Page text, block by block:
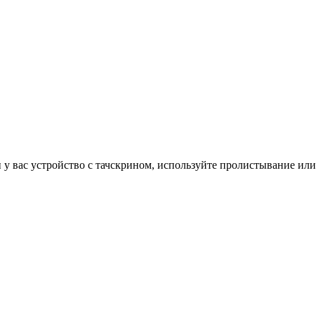
вас устройство с тачскрином, используйте пролистывание или